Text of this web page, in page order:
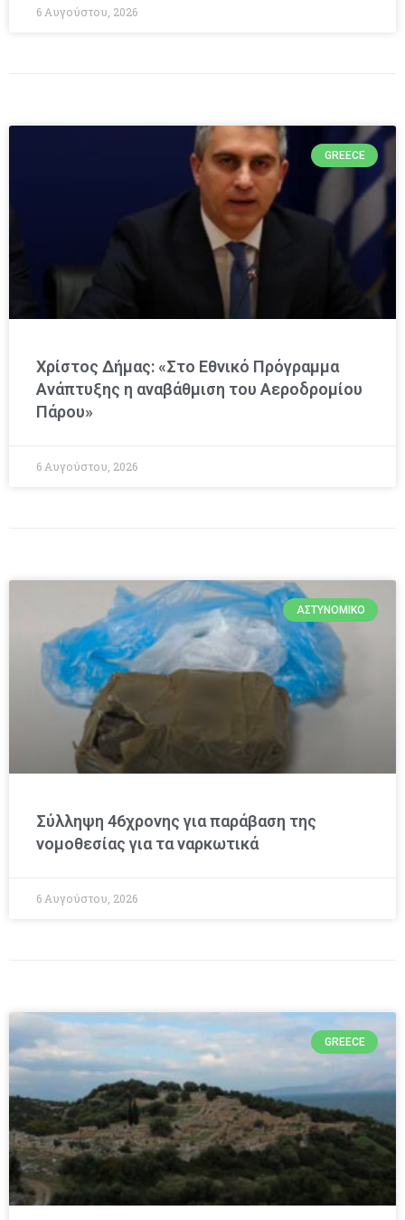
6 Αυγούστου, 2026
GREECE
Χρίστος Δήμας: «Στο Εθνικό Πρόγραμμα
Ανάπτυξης η αναβάθμιση του Αεροδρομίου
Πάρου»
6 Αυγούστου, 2026
ΑΣΤΥΝΟΜΙΚΌ
Σύλληψη 46χρονης για παράβαση της
νομοθεσίας για τα ναρκωτικά
6 Αυγούστου, 2026
GREECE